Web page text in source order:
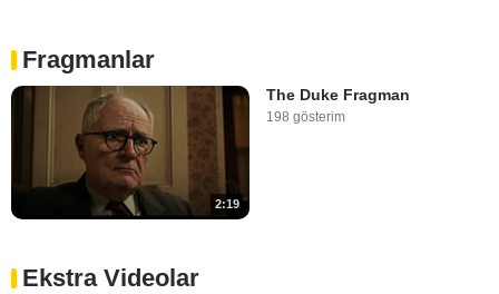
Fragmanlar
2:19
The Duke Fragman
198 gösterim
Ekstra Videolar